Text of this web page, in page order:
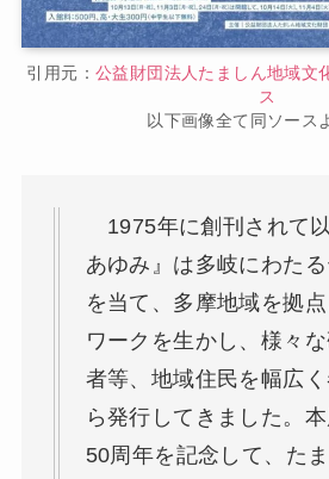
引用元： 公益財団法人たましん地域文
ス
以下画像全て同ソース
1975年に創刊されて
あゆみ』は多岐にわた
を当て、多摩地域を拠
ワークを生かし、様々
者等、地域住民を幅広
ら発行してきました。
50周年を記念して、た